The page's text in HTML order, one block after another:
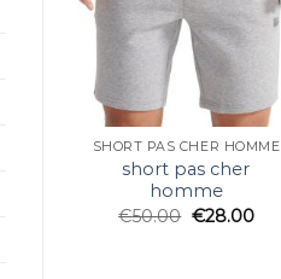
SHORT PAS CHER HOMME
short pas cher
homme
€50.00 €28.00